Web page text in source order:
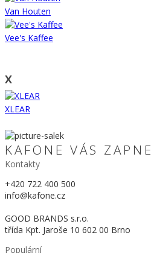
Van Houten
Vee's Kaffee
X
XLEAR
KAFONE VÁS ZAPNE
Kontakty
+420 722 400 500
info@kafone.cz
GOOD BRANDS s.r.o.
třída Kpt. Jaroše 10 602 00 Brno
Populární